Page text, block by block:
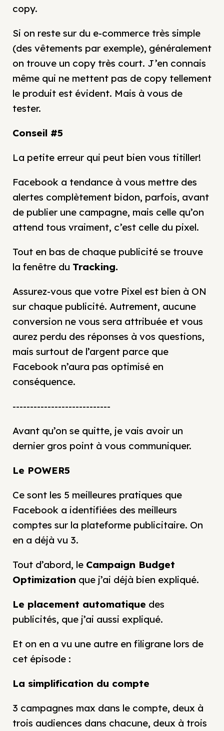
copy.
Si on reste sur du e-commerce très simple
(des vêtements par exemple), généralement
on trouve un copy très court. J’en connais
même qui ne mettent pas de copy tellement
le produit est évident. Mais à vous de
tester.
Conseil #5
La petite erreur qui peut bien vous titiller!
Facebook a tendance à vous mettre des
alertes complètement bidon, parfois, avant
de publier une campagne, mais celle qu’on
attend tous vraiment, c’est celle du pixel.
Tout en bas de chaque publicité se trouve
la fenêtre du Tracking.
Assurez-vous que votre Pixel est bien à ON
sur chaque publicité. Autrement, aucune
conversion ne vous sera attribuée et vous
aurez perdu des réponses à vos questions,
mais surtout de l’argent parce que
Facebook n’aura pas optimisé en
conséquence.
----------------------------
Avant qu’on se quitte, je vais avoir un
dernier gros point à vous communiquer.
Le POWER5
Ce sont les 5 meilleures pratiques que
Facebook a identifiées des meilleurs
comptes sur la plateforme publicitaire. On
en a déjà vu 3.
Tout d’abord, le Campaign Budget
Optimization que j’ai déjà bien expliqué.
Le placement automatique des
publicités, que j’ai aussi expliqué.
Et on en a vu une autre en filigrane lors de
cet épisode :
La simplification du compte
3 campagnes max dans le compte, deux à
trois audiences dans chacune, deux à trois